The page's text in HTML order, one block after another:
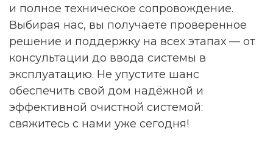
и полное техническое сопровождение.
Выбирая нас, вы получаете проверенное
решение и поддержку на всех этапах — от
консультации до ввода системы в
эксплуатацию. Не упустите шанс
обеспечить свой дом надёжной и
эффективной очистной системой:
свяжитесь с нами уже сегодня!